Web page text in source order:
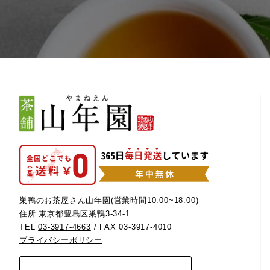
巣鴨のお茶屋さん山年園(営業時間10:00~18:00)
住所 東京都豊島区巣鴨3-34-1
TEL03-3917-4663 / FAX 03-3917-4010
プライバシーポリシー